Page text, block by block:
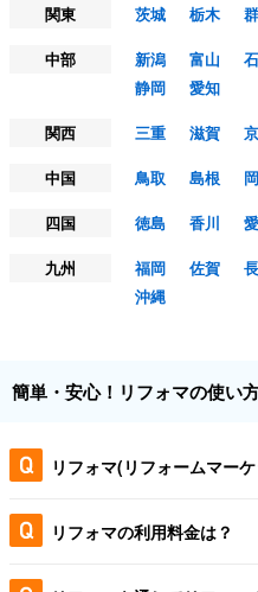
関東
茨城 栃木
中部
新潟 富山
静岡
愛知
関西
三重 滋賀
中国
鳥取 島根
四国
徳島 香川
九州
福岡 佐賀
沖縄
簡単・安心！リフォマの使い
リフォマ(リフォームマー
リフォマの利用料金は？